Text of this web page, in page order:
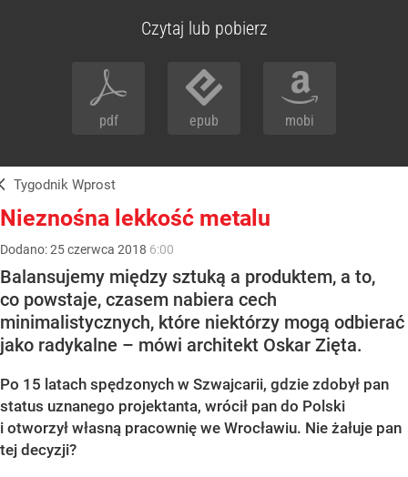
Czytaj lub pobierz
pdf epub mobi
Tygodnik Wprost
Nieznośna lekkość metalu
Dodano:25czerwca 2018 6:00
Balansujemy między sztuką a produktem, a to,
co powstaje, czasem nabiera cech
minimalistycznych, które niektórzy mogą odbierać
jako radykalne – mówi architekt Oskar Zięta.
Po 15 latach spędzonych w Szwajcarii, gdzie zdobył pan
status uznanego projektanta, wrócił pan do Polski
i otworzył własną pracownię we Wrocławiu. Nie żałuje pan
tej decyzji?